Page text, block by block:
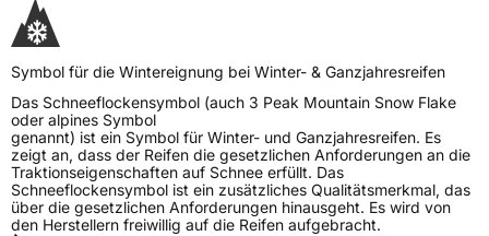
Symbol für die Wintereignung bei Winter- & Ganzjahresreifen
Das Schneeflockensymbol (auch 3 Peak Mountain Snow Flake
oder alpines Symbol
genannt) ist ein Symbol für Winter- und Ganzjahresreifen. Es
zeigt an, dass der Reifen die gesetzlichen Anforderungen an die
Traktionseigenschaften auf Schnee erfüllt. Das
Schneeflockensymbol ist ein zusätzliches Qualitätsmerkmal, das
über die gesetzlichen Anforderungen hinausgeht. Es wird von
den Herstellern freiwillig auf die Reifen aufgebracht.